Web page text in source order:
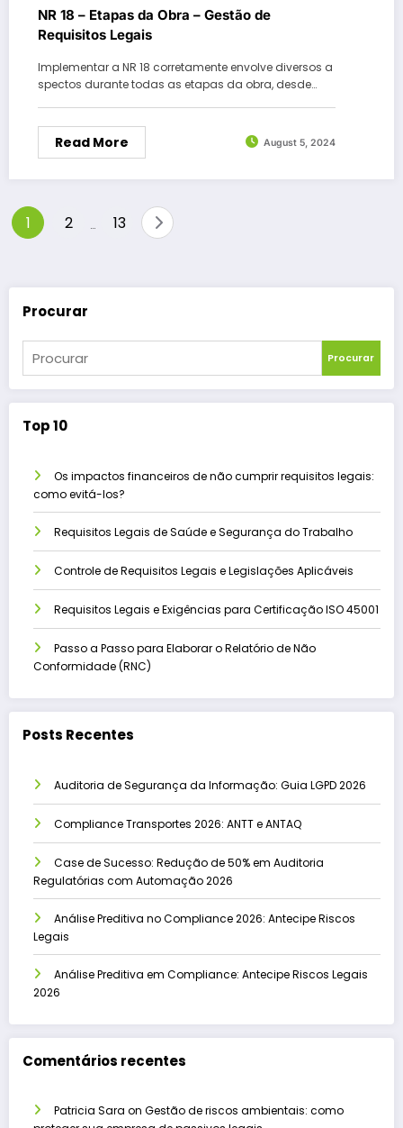
NR 18 – Etapas da Obra – Gestão de
Requisitos Legais
Implementar a NR 18 corretamente envolve diversos a
spectos durante todas as etapas da obra, desde…
Read More August 5, 2024
Posts
1 2 13
Procurar
Procurar
Top 10
Os impactos financeiros de não cumprir requisitos legais:
como evitá-los?
Requisitos Legais de Saúde e Segurança do Trabalho
Controle de Requisitos Legais e Legislações Aplicáveis
Requisitos Legais e Exigências para Certificação ISO 45001
Passo a Passo para Elaborar o Relatório de Não
Conformidade (RNC)
Posts Recentes
Auditoria de Segurança da Informação: Guia LGPD 2026
Compliance Transportes 2026: ANTT e ANTAQ
Case de Sucesso: Redução de 50% em Auditoria
Regulatórias com Automação 2026
Análise Preditiva no Compliance 2026: Antecipe Riscos
Legais
Análise Preditiva em Compliance: Antecipe Riscos Legais
2026
Comentários recentes
Patricia Sara on Gestão de riscos ambientais: como